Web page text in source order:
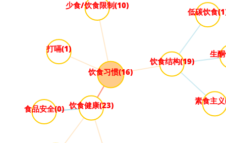
饮食习惯(16)
饮食健康(23)
少食/饮食限制(10)
饮食结构(19)
打嗝(1) 生
素食主
低碳饮食
食品安全(0)